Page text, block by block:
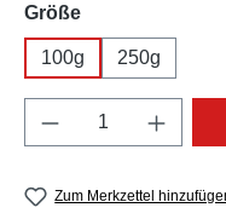
Größeauswählen
100g 250g
Produkt
Zum Merkzettel